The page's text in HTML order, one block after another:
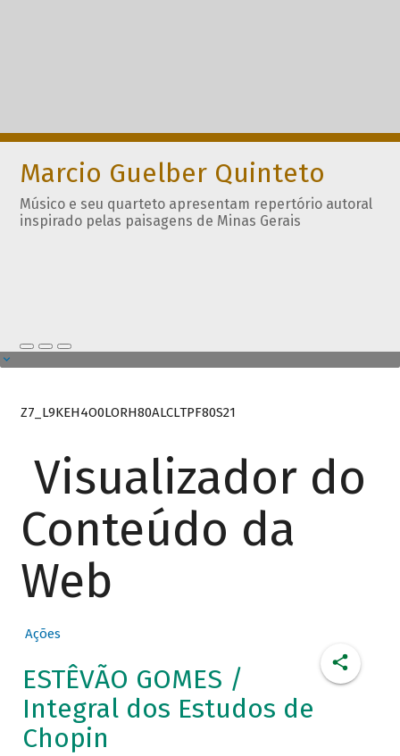
Marcio Guelber Quinteto
Músico e seu quarteto apresentam repertório autoral
inspirado pelas paisagens de Minas Gerais
Z7_L9KEH4O0LORH80ALCLTPF80S21
Visualizador do
Conteúdo da
Web
Ações
ESTÊVÃO GOMES /
Integral dos Estudos de
Chopin